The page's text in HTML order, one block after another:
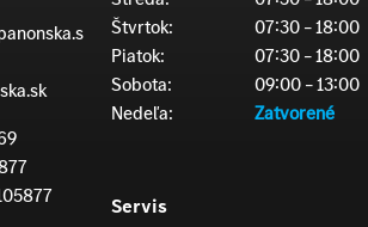
Štvrtok:
07:30 – 18:00
Piatok:
07:30 – 18:00
Sobota:
09:00 – 13:00
Nedeľa:
Zatvorené
Servis